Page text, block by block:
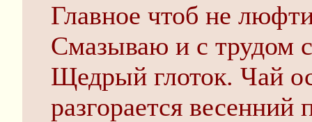
Главное чтоб не
Смазываю и с трудом
Щедрый глоток. Чай
разгорается весенний